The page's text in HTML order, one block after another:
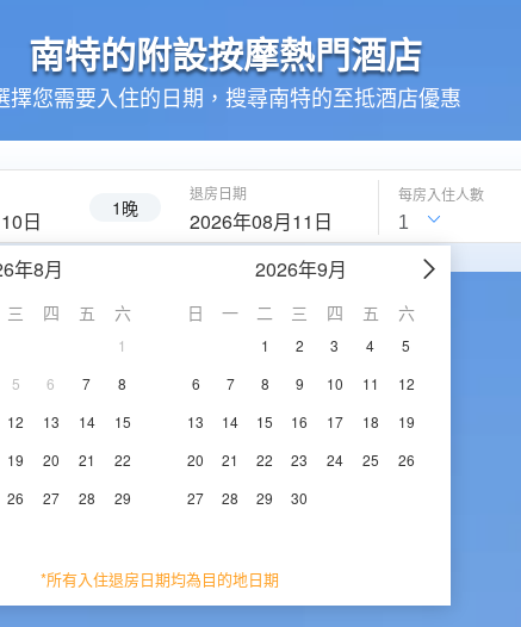
南特的附設按摩熱門酒店
擇您需要入住的日期，搜尋南特的至抵酒店優惠
日 1晚
退房日期
2026年08月11日
年8月
三 四 五 六
1
5 6 7
8
12 13 14
15
19 20 21
22
26 27 28
29
2026年9月
日 一 二 三 四 五 六
1 2 3 4
5
6
7 8 9 10 11
12
13
14 15 16 17 18
19
20
21 22 23 24 25
26
27
28 29 30
*所有入住退房日期均為目的地日期
每房入住人數